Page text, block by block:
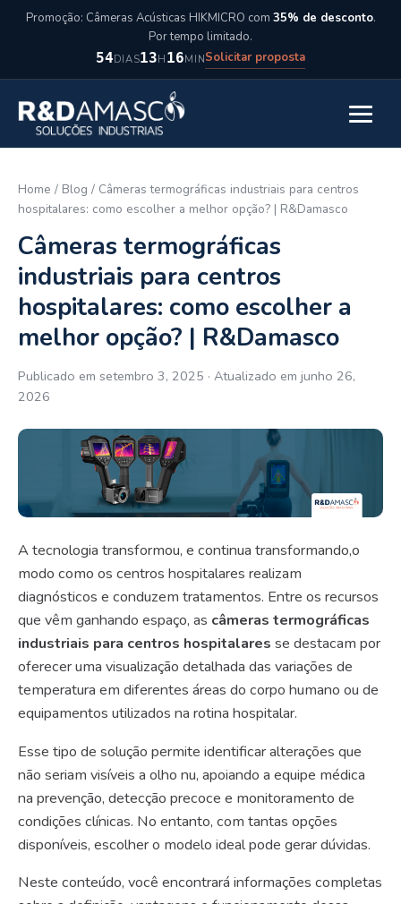
Pular para o conteúdo
Promoção: Câmeras Acústicas HIKMICRO com 35% de desconto.
Por tempo limitado.
54DIAS13H 16MINSolicitar proposta
Abrir
Home / Blog / Câmeras termográficas industriais para centros
hospitalares: como escolher a melhor opção? | R&Damasco
Câmeras termográficas
industriais para centros
hospitalares: como escolher a
melhor opção? | R&Damasco
Publicado em setembro 3, 2025 · Atualizado em junho 26,
2026
A tecnologia transformou, e continua transformando,o
modo como os centros hospitalares realizam
diagnósticos e conduzem tratamentos. Entre os recursos
que vêm ganhando espaço, as câmeras termográficas
industriais para centros hospitalares se destacam por
oferecer uma visualização detalhada das variações de
temperatura em diferentes áreas do corpo humano ou de
equipamentos utilizados na rotina hospitalar.
Esse tipo de solução permite identificar alterações que
não seriam visíveis a olho nu, apoiando a equipe médica
na prevenção, detecção precoce e monitoramento de
condições clínicas. No entanto, com tantas opções
disponíveis, escolher o modelo ideal pode gerar dúvidas.
Neste conteúdo, você encontrará informações completas